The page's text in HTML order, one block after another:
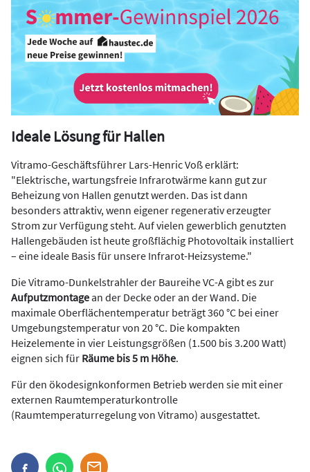
Ideale Lösung für Hallen
Vitramo-Geschäftsführer Lars-Henric Voß erklärt:
"Elektrische, wartungsfreie Infrarotwärme kann gut zur
Beheizung von Hallen genutzt werden. Das ist dann
besonders attraktiv, wenn eigener regenerativ erzeugter
Strom zur Verfügung steht. Auf vielen gewerblich genutzten
Hallengebäuden ist heute großflächig Photovoltaik installiert
– eine ideale Basis für unsere Infrarot-Heizsysteme."
Die Vitramo-Dunkelstrahler der Baureihe VC-A gibt es zur
Aufputzmontagean der Decke oder an der Wand. Die
maximale Oberflächentemperatur beträgt 360 °C bei einer
Umgebungstemperatur von 20 °C. Die kompakten
Heizelemente in vier Leistungsgrößen (1.500 bis 3.200 Watt)
eignen sich für Räume bis 5 m Höhe.
Für den ökodesignkonformen Betrieb werden sie mit einer
externen Raumtemperaturkontrolle
(Raumtemperaturregelung von Vitramo) ausgestattet.